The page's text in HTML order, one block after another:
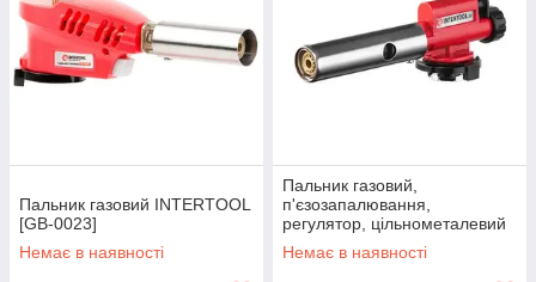
Пальник газовий INTERTOOL
[GB-0023]
Немає в наявності
Пальник газовий,
п'єзозапалювання,
регулятор, цільнометалевий
корпус. INTERTOOL GB-0027
Немає в наявності